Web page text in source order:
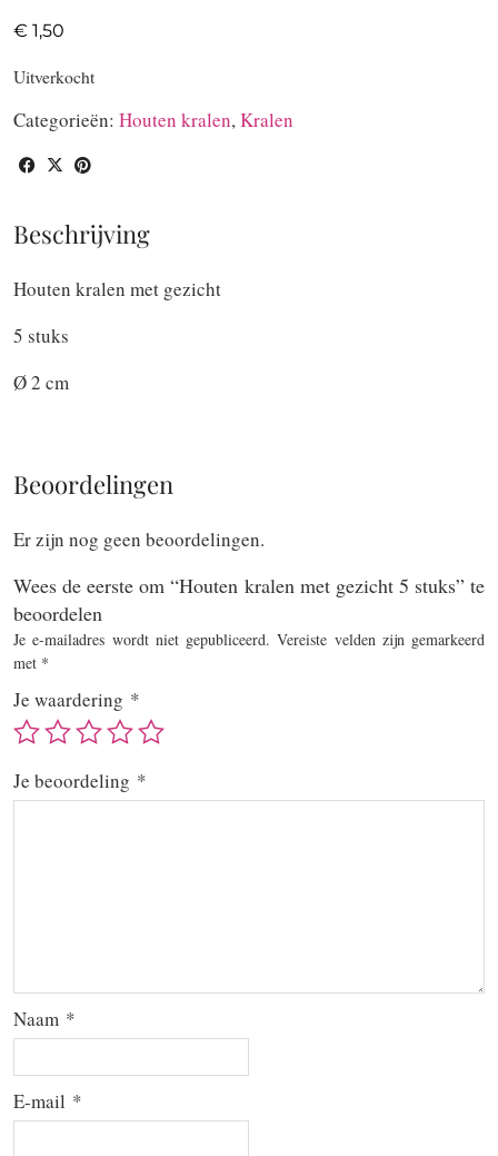
€ 1,50
Uitverkocht
Categorieën: Houten kralen,Kralen
Beschrijving
Houten kralen met gezicht
5 stuks
Ø 2 cm
Beoordelingen
Er zijn nog geen beoordelingen.
Wees de eerste om “Houten kralen met gezicht 5 stuks” te
beoordelen
Je e-mailadres wordt niet gepubliceerd. Vereiste velden zijn gemarkeerd
met *
Je waardering *
Je beoordeling *
Naam *
E-mail *